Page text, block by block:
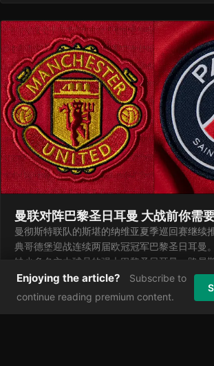
曼联对阵巴黎圣日耳曼 大战前你需
曼彻斯特联队的斯堪的纳维亚夏季巡回赛继续
典哥德堡迎战连续两届欧冠冠军巴黎圣日耳曼
缺少多名主力球员的强大巴黎圣日耳曼，路易
本夏季首场季前赛中以0比3惨败于西班牙乙级
Enjoying the article?
Subscribe to
continue reading premium content.